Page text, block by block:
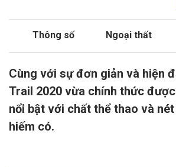
Thông số Ngoại thất
Cùng với sự đơn giản và hiện
Trail 2020 vừa chính thức
nổi bật với chất thể thao và
hiếm có.